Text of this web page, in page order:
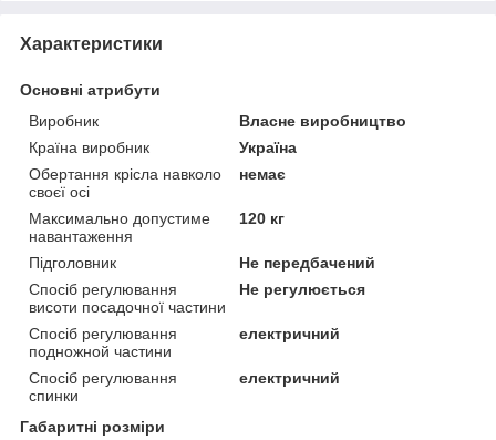
Характеристики
Основні атрибути
Виробник
Власне виробництво
Країна виробник
Україна
Обертання крісла навколо
своєї осі
немає
Максимально допустиме
навантаження
120 кг
Підголовник
Не передбачений
Спосіб регулювання
висоти посадочної частини
Не регулюється
Спосіб регулювання
подножной частини
електричний
Спосіб регулювання
спинки
електричний
Габаритні розміри